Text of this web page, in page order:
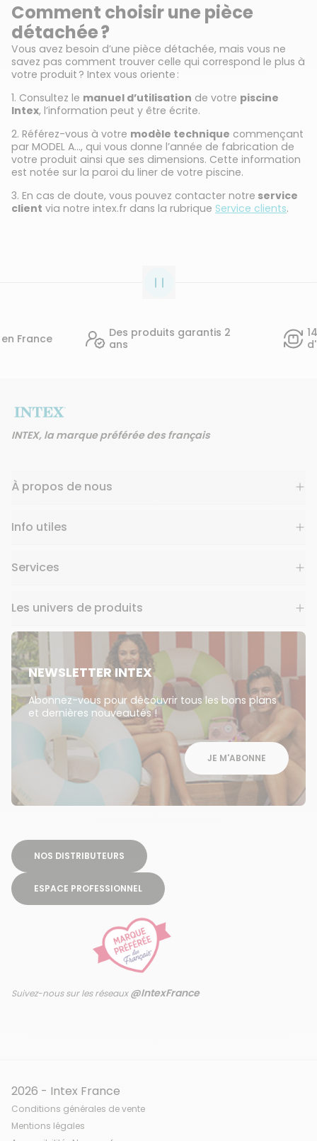
Comment choisir une pièce
détachée ?
Vous avez besoin d’une pièce détachée, mais vous ne
savez pas comment trouver celle qui correspond le plus à
votre produit ? Intex vous oriente :
1. Consultez le manuel d’utilisation de votre piscine
Intex, l’information peut y être écrite.
2. Référez-vous à votre modèle technique commençant
par MODEL A…, qui vous donne l’année de fabrication de
votre produit ainsi que ses dimensions. Cette information
est notée sur la paroi du liner de votre piscine.
3. En cas de doute, vous pouvez contacter notre service
client via notre intex.fr dans la rubrique Service clients.
Des produits garantis 2
14 jours
INTEX, la marque préférée des français
À propos de nous
Info utiles
Services
Les univers de produits
NEWSLETTER INTEX
Abonnez-vous pour découvrir tous les bons plans
et dernières nouveautés !
JE M'ABONNE
NOS DISTRIBUTEURS
ESPACE PROFESSIONNEL
Suivez-nous sur les réseaux@IntexFrance
2026 - Intex France
Conditions générales de vente
Mentions légales